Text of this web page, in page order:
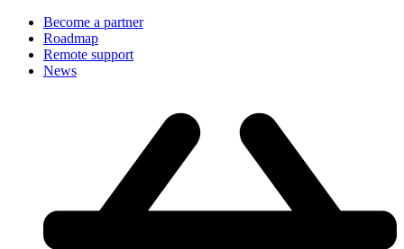
Become a partner
Roadmap
Remote support
News